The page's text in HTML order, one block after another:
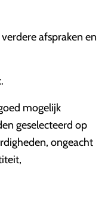
afspraken en
mogelijk
geselecteerd op
ongeacht